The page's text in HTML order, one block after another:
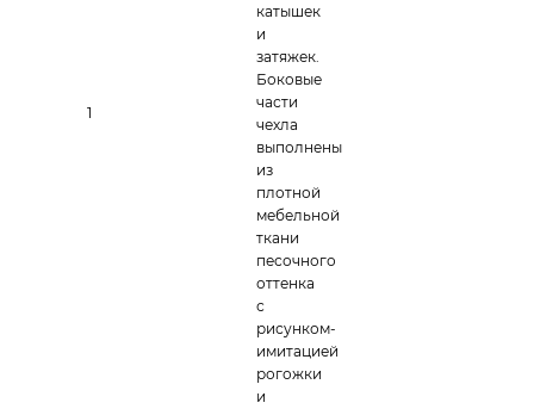
1
катышек
и
затяжек.
Боковые
части
чехла
выполнены
из
плотной
мебельной
ткани
песочного
оттенка
с
рисунком-
имитацией
рогожки
и